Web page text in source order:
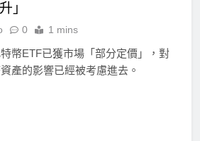
」
0 1 mins
幣ETF已獲市場「部分定價」，對
產的影響已經被考慮進去。